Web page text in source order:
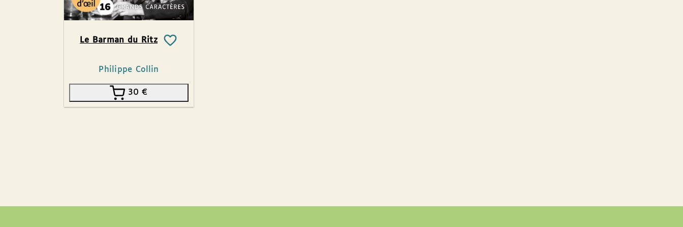
Le Barman du Ritz
Philippe Collin
30€